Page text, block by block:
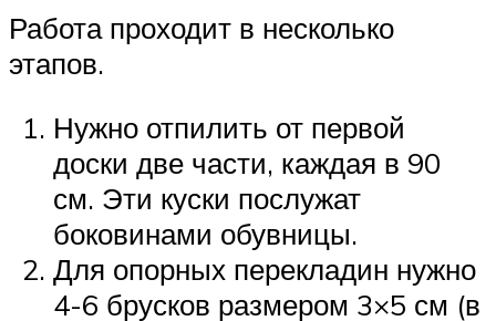
Работа проходит в несколько
этапов.
Нужно отпилить от первой
доски две части, каждая в 90
см. Эти куски послужат
боковинами обувницы.
Для опорных перекладин нужно
4-6 брусков размером 3×5 см (в